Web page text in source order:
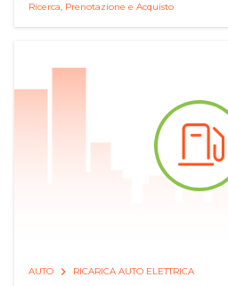
Ricerca, Prenotazione e Acquisto
AUTO RICARICA AUTO ELETTRICA